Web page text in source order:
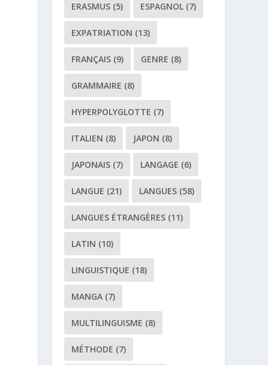
ERASMUS (5) ESPAGNOL (7)
EXPATRIATION (13)
FRANÇAIS (9) GENRE (8)
GRAMMAIRE (8)
HYPERPOLYGLOTTE (7)
ITALIEN (8) JAPON (8)
JAPONAIS (7) LANGAGE (6)
LANGUE (21) LANGUES (58)
LANGUES ÉTRANGÈRES (11)
LATIN (10)
LINGUISTIQUE (18)
MANGA (7)
MULTILINGUISME (8)
MÉTHODE (7)